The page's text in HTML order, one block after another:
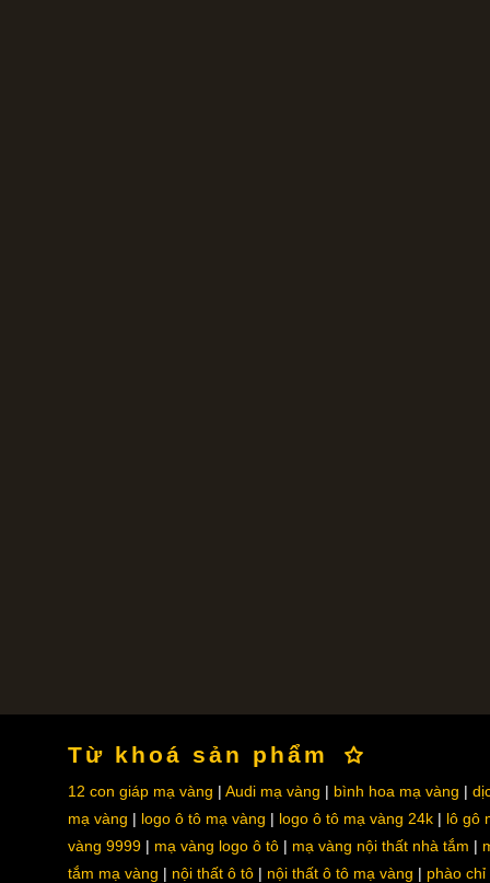
Từ khoá sản phẩm
12 con giáp mạ vàng Audi mạ vàng bình hoa mạ vàng
mạ vàng
logo ô tô mạ vàng logo ô tô mạ vàng 24k
lô gô
vàng 9999
mạ vàng logo ô tô mạ vàng nội thất nhà tắm
tắm mạ vàng
nội thất ô tô nội thất ô tô mạ vàng
phào chỉ